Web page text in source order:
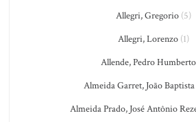
Allegri, Gregorio (5)
Allegri, Lorenzo (1)
Allende, Pedro Humberto
Almeida Garret, João Baptista
Almeida Prado, José Antônio